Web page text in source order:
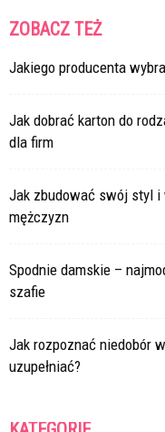
ZOBACZ TEŻ
Jakiego producenta
Jak dobrać karton do
dla firm
Jak zbudować swój styl i
mężczyzn
Spodnie damskie –
szafie
Jak rozpoznać niedobór
uzupełniać?